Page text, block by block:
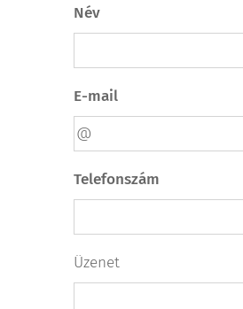
Név
E-mail
Telefonszám
Üzenet